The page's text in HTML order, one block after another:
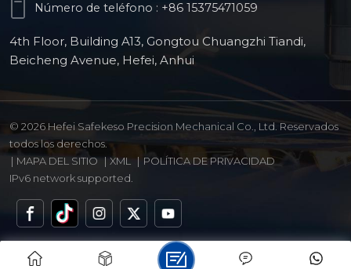
Número de teléfono : +86 15375471059
4th Floor, Building A13, Gongtou Chuangzhi Tiandi,
Beicheng Avenue, Hefei, Anhui
© 2026 Hefei Safekeso Precision Mechanical Co., Ltd. Reservados
todos los derechos.
| MAPA DEL SITIO | XML | POLÍTICA DE PRIVACIDAD
IPv6 network supported.